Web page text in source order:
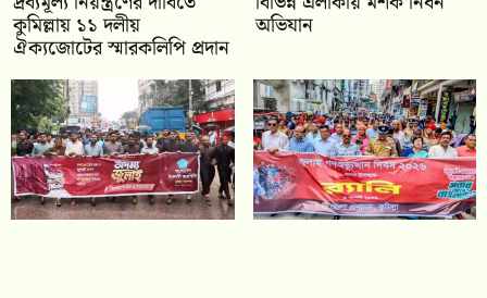
কুমিল্লায় ১১ দলীয়
ঐক‍্যজোটের স্মারকলিপি প্রদান
অভিযান